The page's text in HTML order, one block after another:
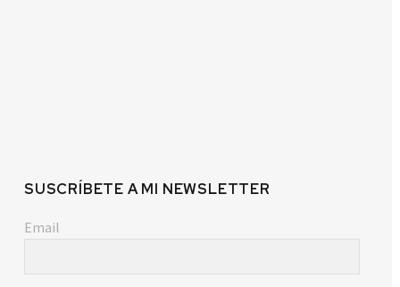
SUSCRÍBETE A MI NEWSLETTER
Email